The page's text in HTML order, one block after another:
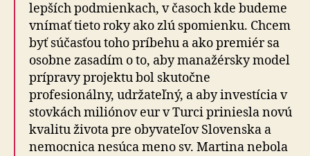
lepších podmienkach, v časoch kde budeme
vnímať tieto roky ako zlú spomienku. Chcem
byť súčasťou toho príbehu a ako premiér sa
osobne zasadím o to, aby manažérsky model
prípravy projektu bol skutočne
profesionálny, udržateľný, a aby investícia v
stovkách miliónov eur v Turci priniesla novú
kvalitu života pre obyvateľov Slovenska a
nemocnica nesúca meno sv. Martina nebola